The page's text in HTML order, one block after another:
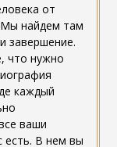
от
Мы найдем там
завершение.
что нужно
каждый
ваши
есть. В нем вы